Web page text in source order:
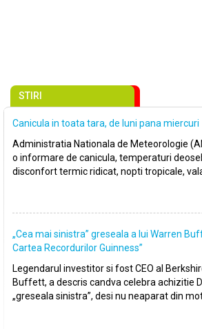
STIRI
Canicula in toata tara, de luni pana miercuri
Administratia Nationala de Meteorologie
o informare de canicula, temperaturi
disconfort termic ridicat, nopti tropicale,
„Cea mai sinistra” greseala a lui Warren
Cartea Recordurilor Guinness”
Legendarul investitor si fost CEO al
Buffett, a descris candva celebra achizitie
„greseala sinistra”, desi nu neaparat din